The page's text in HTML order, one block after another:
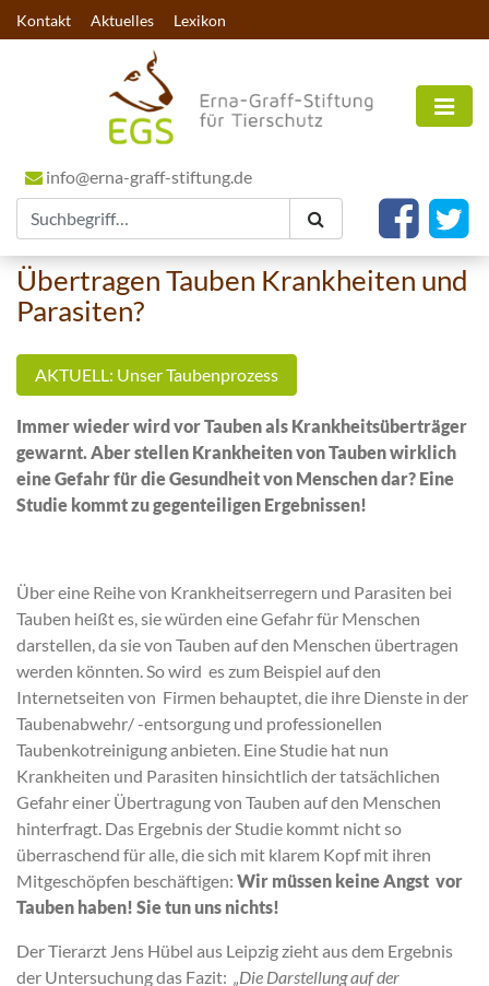
Kontakt Aktuelles Lexikon
info@erna-graff-stiftung.de
Übertragen Tauben Krankheiten und
Parasiten?
AKTUELL: Unser Taubenprozess
Immer wieder wird vor Tauben als Krankheitsüberträger
gewarnt. Aber stellen Krankheiten von Tauben wirklich
eine Gefahr für die Gesundheit von Menschen dar? Eine
Studie kommt zu gegenteiligen Ergebnissen!
Über eine Reihe von Krankheitserregern und Parasiten bei
Tauben heißt es, sie würden eine Gefahr für Menschen
darstellen, da sie von Tauben auf den Menschen übertragen
werden könnten. So wird es zum Beispiel auf den
Internetseiten von Firmen behauptet, die ihre Dienste in der
Taubenabwehr/ -entsorgung und professionellen
Taubenkotreinigung anbieten. Eine Studie hat nun
Krankheiten und Parasiten hinsichtlich der tatsächlichen
Gefahr einer Übertragung von Tauben auf den Menschen
hinterfragt. Das Ergebnis der Studie kommt nicht so
überraschend für alle, die sich mit klarem Kopf mit ihren
Mitgeschöpfen beschäftigen: Wir müssen keine Angst vor
Tauben haben! Sie tun uns nichts!
Der Tierarzt Jens Hübel aus Leipzig zieht aus dem Ergebnis
der Untersuchung das Fazit:
„Die Darstellung auf der